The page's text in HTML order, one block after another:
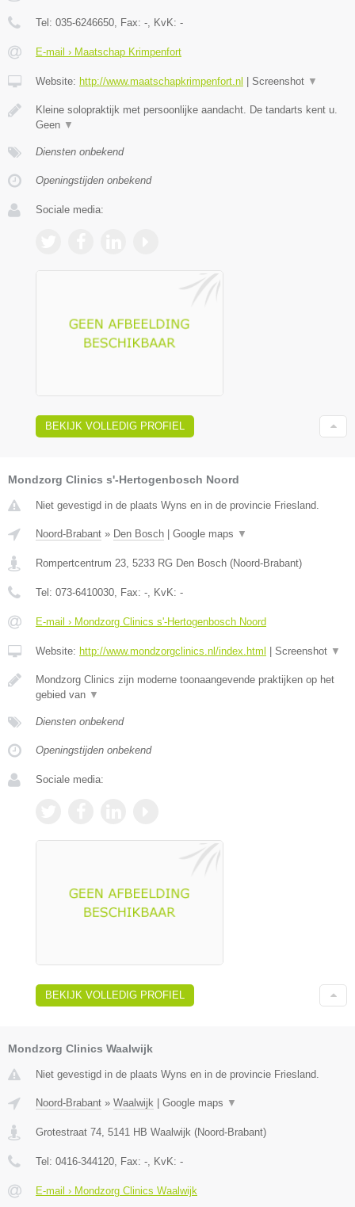
Tel: 035-6246650 , Fax: - , KvK: -
E-mail › Maatschap Krimpenfort
Website: http://www.maatschapkrimpenfort.nl Screenshot ▼
Kleine solopraktijk met persoonlijke aandacht. De tandarts kent u.
Geen ▼
Diensten onbekend
Openingstijden onbekend
Sociale media:
BEKIJK VOLLEDIG PROFIEL
Mondzorg Clinics s'-Hertogenbosch Noord
Niet gevestigd in de plaats Wyns en in de provincie Friesland.
Noord-Brabant » Den Bosch | Google maps ▼
Rompertcentrum 23 5233 RG Den Bosch (Noord-Brabant)
Tel: 073-6410030 , Fax: - , KvK: -
E-mail › Mondzorg Clinics s'-Hertogenbosch Noord
Website: http://www.mondzorgclinics.nl/index.html | Screenshot ▼
Mondzorg Clinics zijn moderne toonaangevende praktijken op het
gebied van ▼
Diensten onbekend
Openingstijden onbekend
Sociale media:
BEKIJK VOLLEDIG PROFIEL
Mondzorg Clinics Waalwijk
Niet gevestigd in de plaats Wyns en in de provincie Friesland.
Noord-Brabant » Waalwijk Google maps ▼
Grotestraat 74, 5141 HB Waalwijk (Noord-Brabant)
Tel: 0416-344120, Fax: -, KvK: -
E-mail › Mondzorg Clinics Waalwijk